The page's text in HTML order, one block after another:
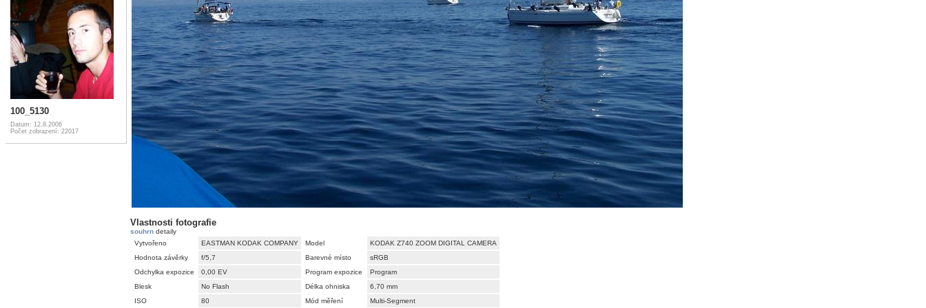
100_5130
Datum: 12.8.2006
Počet zobrazení: 22017
Vlastnosti fotografie
souhrn detaily
Vytvořeno
EASTMAN KODAK COMPANY Model
KODAK Z740 ZOOM DIGITAL CAMERA
Hodnota závěrky
f/5,7 Barevné místo
sRGB
Odchylka expozice
0,00 EV Program expozice
Program
Blesk
No Flash Délka ohniska
6,70 mm
ISO
80 Mód měření Multi-Segment